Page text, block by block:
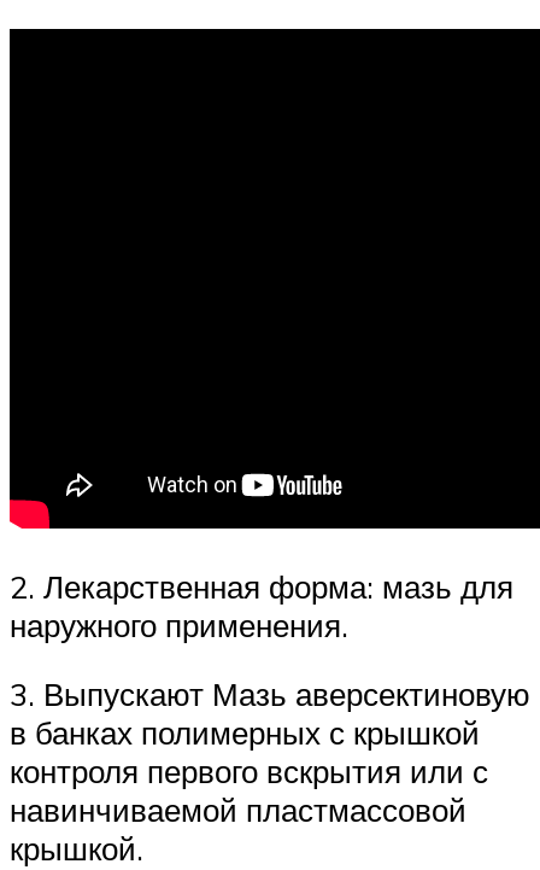
2. Лекарственная форма: мазь для
наружного применения.
3. Выпускают Мазь аверсектиновую
в банках полимерных с крышкой
контроля первого вскрытия или с
навинчиваемой пластмассовой
крышкой.